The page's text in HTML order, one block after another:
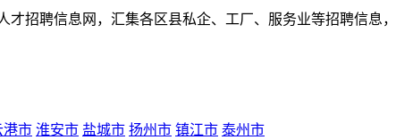
才招聘信息网，汇集各区县私企、工厂、服务业等招聘信
港市 淮安市 盐城市 扬州市 镇江市 泰州市